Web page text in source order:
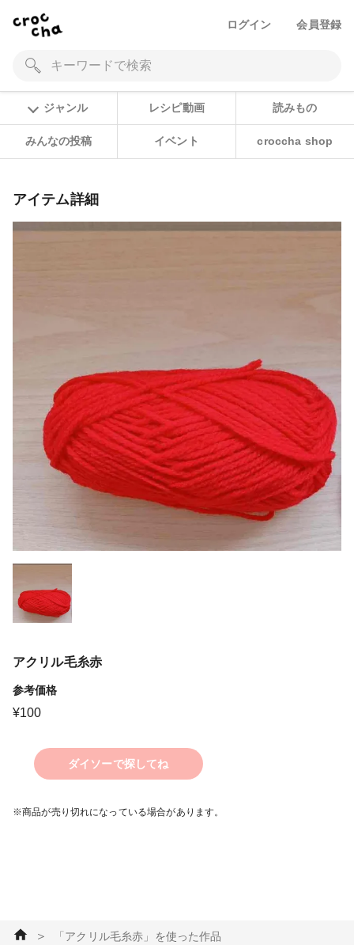
ログイン 会員登録
ジャンル レシピ動画 読みもの
みんなの投稿 イベント croccha shop
アイテム詳細
アクリル毛糸赤
参考価格
¥100
ダイソーで探してね
※商品が売り切れになっている場合があります。
＞ 「アクリル毛糸赤」を使った作品